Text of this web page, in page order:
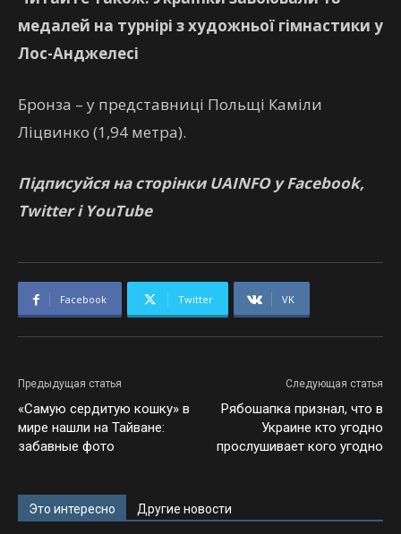
медалей на турнірі з художньої гімнастики у
Лос-Анджелесі
Бронза – у представниці Польщі Каміли
Ліцвинко (1,94 метра).
Підписуйся на сторінки UAINFO у Facebook,
Twitter і YouTube
Facebook Twitter VK
Предыдущая статья
«Самую сердитую кошку» в
мире нашли на Тайване:
забавные фото
Следующая статья
Рябошапка признал, что в
Украине кто угодно
прослушивает кого угодно
Это интересно Другие новости